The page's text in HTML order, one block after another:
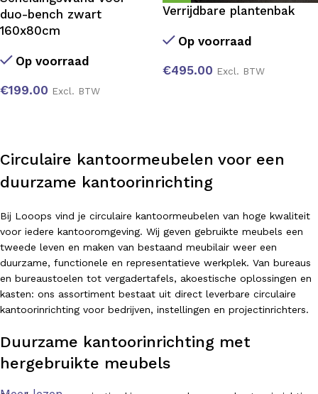
duo-bench zwart
160x80cm
Op voorraad
€199.00 Excl. BTW
Verrijdbare plantenbak
Op voorraad
€495.00 Excl. BTW
Circulaire kantoormeubelen voor een
duurzame kantoorinrichting
Bij Looops vind je circulaire kantoormeubelen van hoge kwaliteit
voor iedere kantooromgeving. Wij geven gebruikte meubels een
tweede leven en maken van bestaand meubilair weer een
duurzame, functionele en representatieve werkplek. Van bureaus
en bureaustoelen tot vergadertafels, akoestische oplossingen en
kasten: ons assortiment bestaat uit direct leverbare circulaire
kantoorinrichting voor bedrijven, instellingen en projectinrichters.
Duurzame kantoorinrichting met
hergebruikte meubels